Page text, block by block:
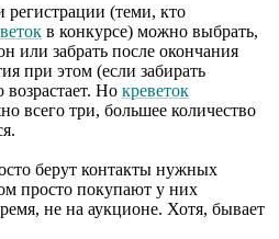
регистрации (теми, кто
в конкурсе) можно выбрать,
или забрать после окончания
при этом (если забирать
Но креветок
всего три, большее количество
берут контакты нужных
просто покупают у них
не на аукционе. Хотя, бывает